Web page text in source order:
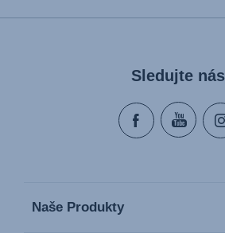
Sledujte nás
Naše Produkty